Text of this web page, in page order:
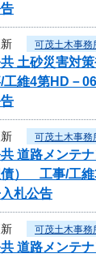
可茂土木事務
共 土砂災害対
維4第HD－
可茂土木事務
道路メンテ
債） 工事/工
札公告
可茂土木事務
道路メンテ